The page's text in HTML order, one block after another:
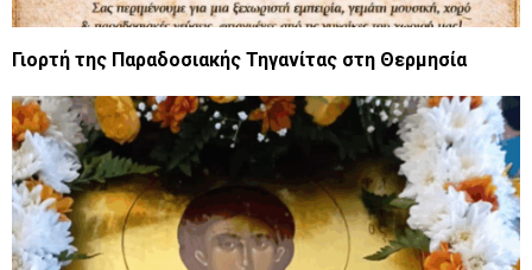
Γιορτή της Παραδοσιακής Τηγανίτας στη Θερμησία